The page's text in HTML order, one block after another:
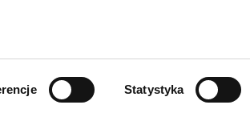
Statystyka